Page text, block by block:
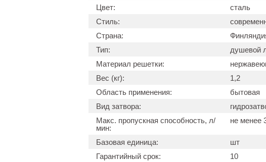
Цвет:
сталь
Стиль:
Страна:
Тип:
душевой
Материал решетки:
Вес (кг):
1,2
Область применения:
бытовая
Вид затвора:
Макс. пропускная способность, л/
мин:
не менее
Базовая единица:
шт
Гарантийный срок:
10